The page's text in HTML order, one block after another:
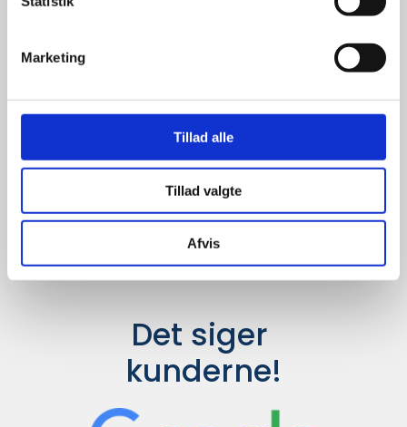
Marketing
Tillad alle
Tillad valgte
Afvis
Udvalget er langt større, så har I en
idé til et konkret produkt, eller et
helt særligt ønske, så send en
forespørgsel tilinfo@syddesign.dk,
så finder vi det helt rigtige produkt
til en konkurrence dygtig pris.
Det siger
kunderne!